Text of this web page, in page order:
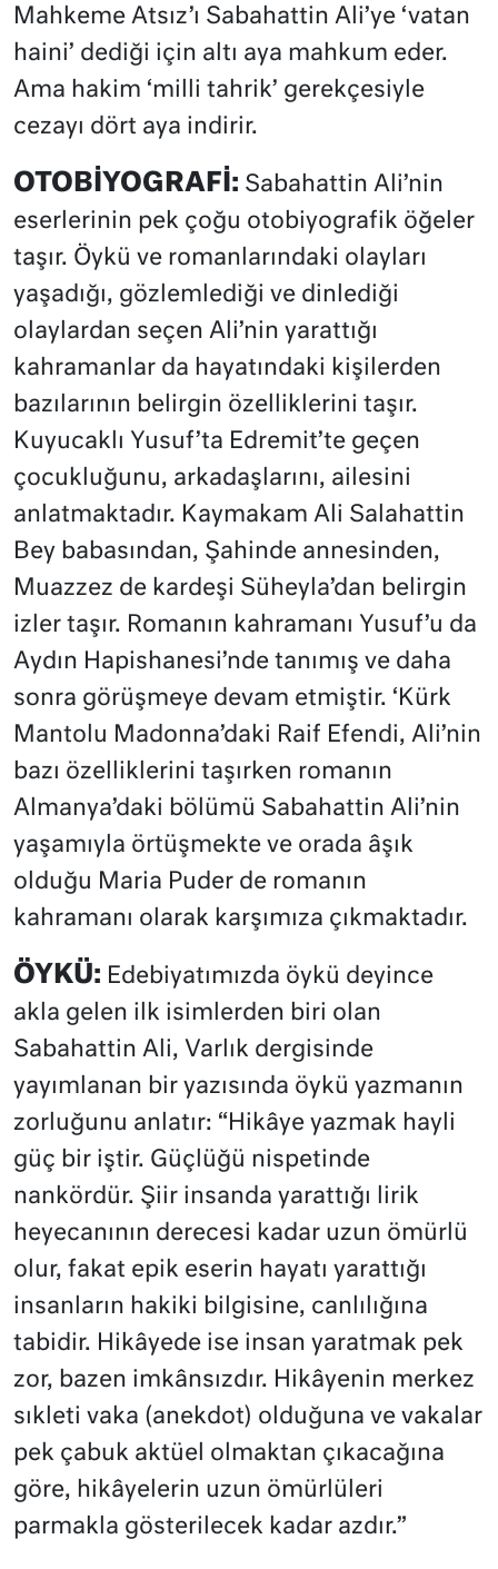
Mahkeme Atsız’ı Sabahattin Ali’ye ‘vatan
haini’ dediği için altı aya mahkum eder.
Ama hakim ‘milli tahrik’ gerekçesiyle
cezayı dört aya indirir.
OTOBİYOGRAFİ: Sabahattin Ali’nin
eserlerinin pek çoğu otobiyografik öğeler
taşır. Öykü ve romanlarındaki olayları
yaşadığı, gözlemlediği ve dinlediği
olaylardan seçen Ali’nin yarattığı
kahramanlar da hayatındaki kişilerden
bazılarının belirgin özelliklerini taşır.
Kuyucaklı Yusuf’ta Edremit’te geçen
çocukluğunu, arkadaşlarını, ailesini
anlatmaktadır. Kaymakam Ali Salahattin
Bey babasından, Şahinde annesinden,
Muazzez de kardeşi Süheyla’dan belirgin
izler taşır. Romanın kahramanı Yusuf’u da
Aydın Hapishanesi’nde tanımış ve daha
sonra görüşmeye devam etmiştir. ‘Kürk
Mantolu Madonna’daki Raif Efendi, Ali’nin
bazı özelliklerini taşırken romanın
Almanya’daki bölümü Sabahattin Ali’nin
yaşamıyla örtüşmekte ve orada âşık
olduğu Maria Puder de romanın
kahramanı olarak karşımıza çıkmaktadır.
ÖYKÜ: Edebiyatımızda öykü deyince
akla gelen ilk isimlerden biri olan
Sabahattin Ali, Varlık dergisinde
yayımlanan bir yazısında öykü yazmanın
zorluğunu anlatır: “Hikâye yazmak hayli
güç bir iştir. Güçlüğü nispetinde
nankördür. Şiir insanda yarattığı lirik
heyecanının derecesi kadar uzun ömürlü
olur, fakat epik eserin hayatı yarattığı
insanların hakiki bilgisine, canlılığına
tabidir. Hikâyede ise insan yaratmak pek
zor, bazen imkânsızdır. Hikâyenin merkez
sıkleti vaka (anekdot) olduğuna ve vakalar
pek çabuk aktüel olmaktan çıkacağına
göre, hikâyelerin uzun ömürlüleri
parmakla gösterilecek kadar azdır.”